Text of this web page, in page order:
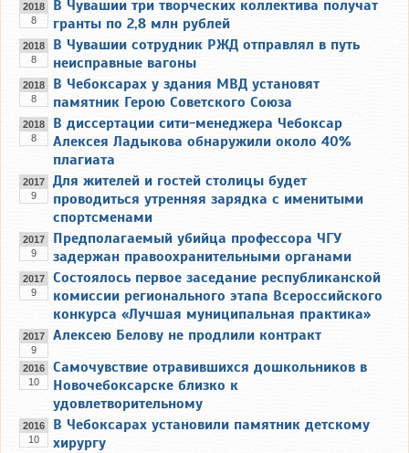
2018
8
В Чувашии три творческих коллектива получат
гранты по 2,8 млн рублей
2018
8
В Чувашии сотрудник РЖД отправлял в путь
неисправные вагоны
2018
8
В Чебоксарах у здания МВД установят
памятник Герою Советского Союза
2018
8
В диссертации сити-менеджера Чебоксар
Алексея Ладыкова обнаружили около 40%
плагиата
2017
9
Для жителей и гостей столицы будет
проводиться утренняя зарядка с именитыми
спортсменами
2017
9
Предполагаемый убийца профессора ЧГУ
задержан правоохранительными органами
2017
9
Состоялось первое заседание республиканской
комиссии регионального этапа Всероссийского
конкурса «Лучшая муниципальная практика»
2017
9
Алексею Белову не продлили контракт
2016
10
Самочувствие отравившихся дошкольников в
Новочебоксарске близко к
удовлетворительному
2016
10
В Чебоксарах установили памятник детскому
хирургу